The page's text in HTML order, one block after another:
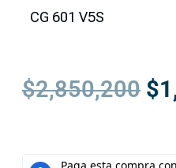
CG 601 V5S
$2,850,200 $